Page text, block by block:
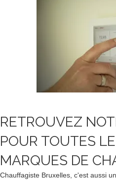
RETROUVEZ
POUR TOUTES
MARQUES DE
Chauffagiste Bruxelles, c'est aussi